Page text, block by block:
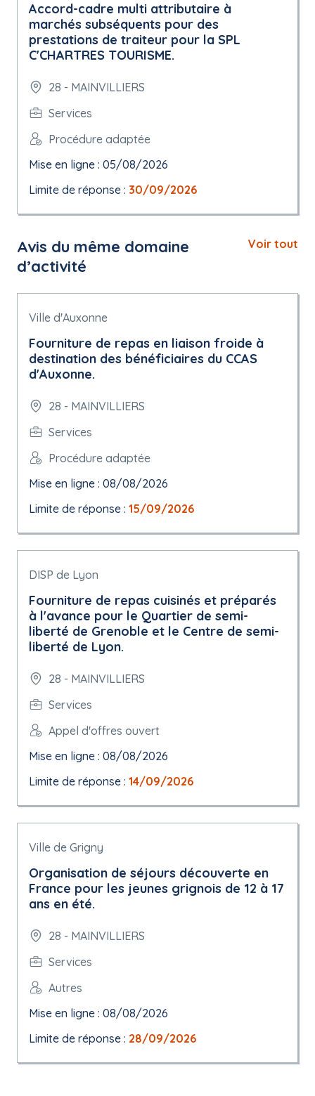
Accord-cadre multi attributaire à
marchés subséquents pour des
prestations de traiteur pour la SPL
C'CHARTRES TOURISME.
28 - MAINVILLIERS
Services
Procédure adaptée
Mise en ligne : 05/08/2026
Limite de réponse : 30/09/2026
Avis du même domaine
d’activité
Voir tout
Ville d'Auxonne
Fourniture de repas en liaison froide à
destination des bénéficiaires du CCAS
d'Auxonne.
28 - MAINVILLIERS
Services
Procédure adaptée
Mise en ligne : 08/08/2026
Limite de réponse : 15/09/2026
DISP de Lyon
Fourniture de repas cuisinés et préparés
à l'avance pour le Quartier de semi-
liberté de Grenoble et le Centre de semi-
liberté de Lyon.
28 - MAINVILLIERS
Services
Appel d'offres ouvert
Mise en ligne : 08/08/2026
Limite de réponse : 14/09/2026
Ville de Grigny
Organisation de séjours découverte en
France pour les jeunes grignois de 12 à 17
ans en été.
28 - MAINVILLIERS
Services
Autres
Mise en ligne : 08/08/2026
Limite de réponse : 28/09/2026